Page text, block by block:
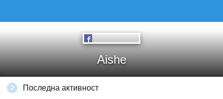
Aishe
Последна активност